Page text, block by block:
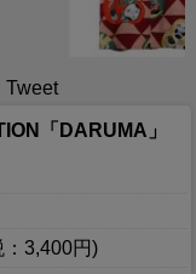
Tweet
「DARUMA」
：3,400円)